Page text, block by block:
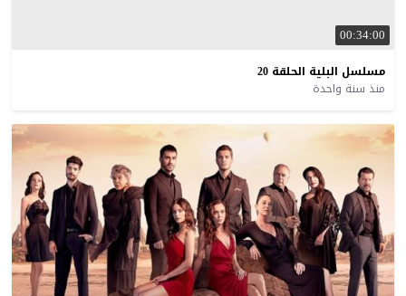
00:34:00
مسلسل البلية الحلقة 20
منذ سنة واحدة